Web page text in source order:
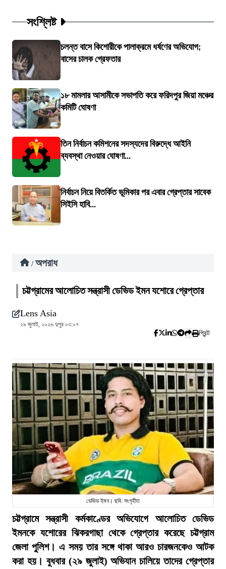
সংশ্লিষ্ট
চলন্ত বাসে কিশোরীকে পালাক্রমে ধর্ষণের অভিযোগ;
বাসের চালক গ্রেফতার
১৮ মামলার আসামীকে সভাপতি করে ফরিদপুর জিয়া মঞ্চের
কমিটি ঘোষণা
তিন নির্বাচন কমিশনের সদস্যদের বিরুদ্ধে আইনি
ব্যবস্থা নেওয়ার ঘোষণা...
নির্বাচন নিয়ে বিতর্কিত ভূমিকার পর এবার গ্রেপ্তার সাবেক
সিইসি হাবি...
/ অপরাধ
চট্টগ্রামের আলোচিত সন্ত্রাসী ডেভিড ইমন যশোরে গ্রেপ্তার
Lens Asia
২৯ জুলাই, ২০২৬ দুপুর ০৩:০৭
প্রিন্ট
ডেভিড ইমন। ছবি: সংগৃহীত
চট্টগ্রামে সন্ত্রাসী কর্মকাণ্ডের অভিযোগে আলোচিত ডেভিড
ইমনকে যশোরের ঝিকরগাছা থেকে গ্রেপ্তার করেছে চট্টগ্রাম
জেলা পুলিশ। এ সময় তার সঙ্গে থাকা আরও চারজনকেও আটক
করা হয়। বুধবার (২৯ জুলাই) অভিযান চালিয়ে তাদের গ্রেপ্তার